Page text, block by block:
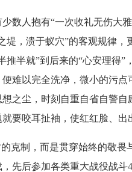
人抱有“一次收礼无伤大雅
堤，溃于蚁穴”的客观规律
推半就”到后来的“心安理得”
难以完全洗净，微小的污
之尘，时刻自重自省自警
要咬耳扯袖，使红红脸、出
制，而是贯穿始终的敬畏
先后参加各类重大战役战